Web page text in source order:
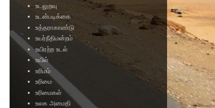
உடலுறவு
உடன்படிக்கை
உத்தராகாண்டு
உயர்நீதிமன்றம்
உயிரற்ற உடல்
உயில்
உரிமம்
உரிமை
உரிமைகள்
உலக அமைதி